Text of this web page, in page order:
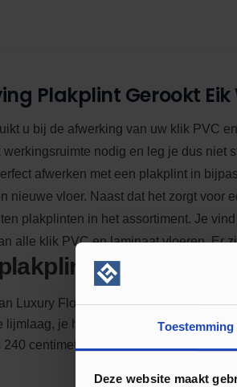
Toestemming
Deze website maakt
Plakplint Gerookt Eik
u bij de afwerking van uw klik PVC
werkingsruimte nodig en leg je dus niet
afwerken met een plakplint in
nieuwe vloer. Naast dat het zorgt voor
plakplinten in het assortiment. Je
alle klik PVC en laminaat vloeren. Er
Luxury Floors zijn gemaakt van hout.
lijmlaag, je hoeft dan ook geen lijm aan
centimeter lang waardoor je snel